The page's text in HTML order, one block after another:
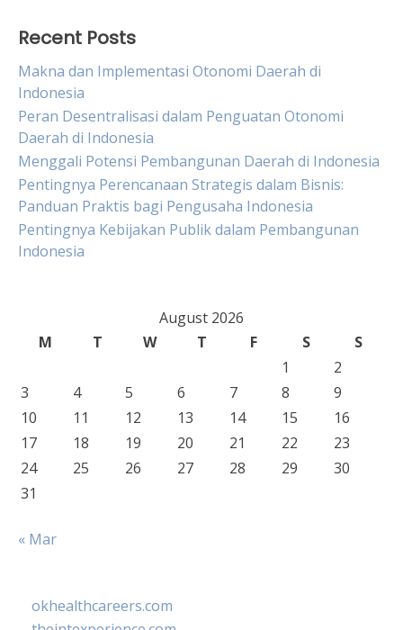
Recent Posts
Makna dan Implementasi Otonomi Daerah di
Indonesia
Peran Desentralisasi dalam Penguatan Otonomi
Daerah di Indonesia
Menggali Potensi Pembangunan Daerah di Indonesia
Pentingnya Perencanaan Strategis dalam Bisnis:
Panduan Praktis bagi Pengusaha Indonesia
Pentingnya Kebijakan Publik dalam Pembangunan
Indonesia
August 2026
M
T W T F S
S
1
2
3
4 5 6 7 8
9
10
11 12 13 14 15
16
17
18 19 20 21 22
23
24
25 26 27 28 29
30
31
« Mar
okhealthcareers.com